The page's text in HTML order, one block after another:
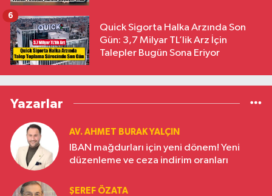
Quick Sigorta Halka Arzında Son
Gün: 3,7 Milyar TL’lik Arz İçin
Talepler Bugün Sona Eriyor
6
Yazarlar
AV. AHMET BURAK YALÇIN
IBAN mağdurları için yeni dönem! Yeni
düzenleme ve ceza indirim oranları
ŞEREF ÖZATA